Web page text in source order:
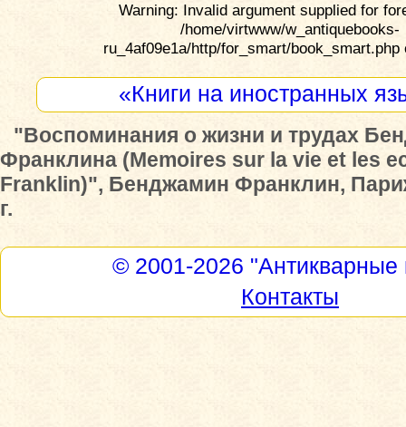
Warning: Invalid argument supplied for
/home/virtwww/w_antiquebooks-
ru_4af09e1a/http/for_smart/book_smart.php
«Книги на иностранных
"Воспоминания о жизни и трудах
Франклина (Memoires sur la vie et les
Franklin)", Бенджамин Франклин,
г.
© 2001-2026 "Антикварные
Контакты